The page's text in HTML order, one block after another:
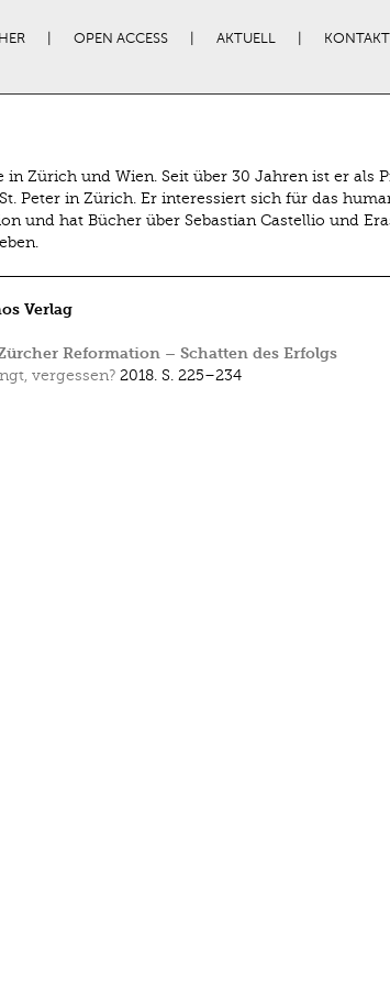
OPEN ACCESS AKTUELL KONTAKT
in Zürich und Wien. Seit über 30 Jahren ist er als
Peter in Zürich. Er interessiert sich für das
und hat Bücher über Sebastian Castellio und
Verlag
Reformation – Schatten des Erfolgs
vergessen? 2018. S. 225–234